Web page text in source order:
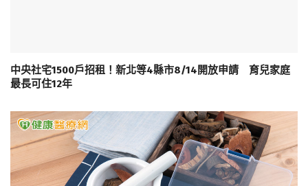
中央社宅1500戶招租！新北等4縣市8/14開放申請 育兒家庭
最長可住12年